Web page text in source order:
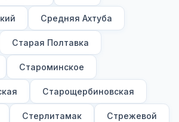
Средняя Ахтуба
Старая Полтавка
Староминское
Старощербиновская
Стерлитамак Стрежевой